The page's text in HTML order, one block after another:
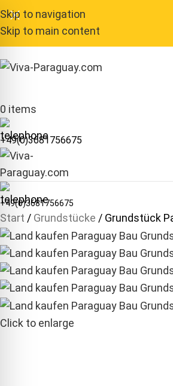
Skip to navigation
Skip to main content
0 items
+49(0)3681756675
+49(0)3681756675
Start Grundstücke Grundstück
Click to enlarge